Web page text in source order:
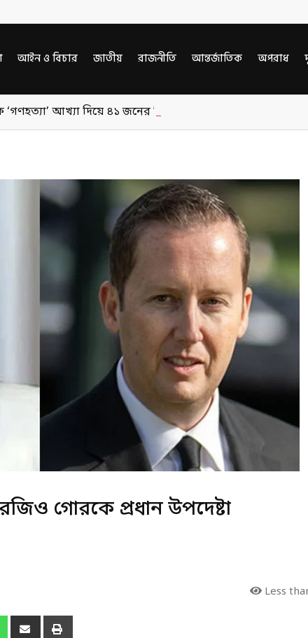
আইন ও বিচার জাতীয় রাজনীতি আন্তর্জাতিক অপরাধ
আখ্যা দিয়ে ৪১ জনের বিরুদ্ধে ট্রাইব্যুনালে অভিযোগ দাখিল
গোরকে প্রধান উপদেষ্টা
Less